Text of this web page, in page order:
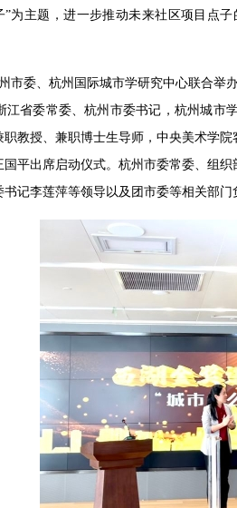
为主题，进一步推动未来社区项目点
市委、杭州国际城市学研究中心联合举
江省委常委、杭州市委书记，杭州城市
教授、兼职博士生导师，中央美术学
平出席启动仪式。杭州市委常委、组
记李莲萍等领导以及团市委等相关部门